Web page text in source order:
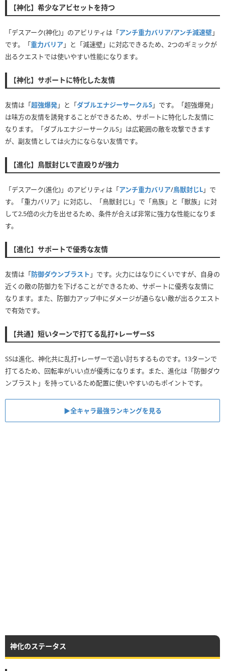
【神化】希少なアビセットを持つ
「デスアーク(神化)」のアビリティは「アンチ重力バリア/アンチ減速壁」
です。「重力バリア」と「減速壁」に対応できるため、2つのギミックが
出るクエストでは使いやすい性能になります。
【神化】サポートに特化した友情
友情は「超強爆発」と「ダブルエナジーサークルS」です。「超強爆発」
は味方の友情を誘発することができるため、サポートに特化した友情に
なります。「ダブルエナジーサークルS」は広範囲の敵を攻撃できます
が、副友情としては火力にならない友情です。
【進化】鳥獣封じLで直殴りが強力
「デスアーク(進化)」のアビリティは「アンチ重力バリア/鳥獣封じL」で
す。「重力バリア」に対応し、「鳥獣封じL」で「鳥族」と「獣族」に対
して2.5倍の火力を出せるため、条件が合えば非常に強力な性能になりま
す。
【進化】サポートで優秀な友情
友情は「防御ダウンブラスト 」です。火力にはなりにくいですが、自身の
近くの敵の防御力を下げることができるため、サポートに優秀な友情に
なります。また、防御力アップ中にダメージが通らない敵が出るクエスト
で有効です。
【共通】短いターンで打てる乱打+レーザーSS
SSは進化、神化共に乱打+レーザーで追い討ちするものです。13ターンで
打てるため、回転率がいい点が優秀になります。また、進化は「防御ダウ
ンブラスト」を持っているため配置に使いやすいのもポイントです。
▶全キャラ最強ランキングを見る
神化のステータス